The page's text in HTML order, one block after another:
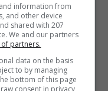
DU PUBLIC
information from
and other device
shared with 207
We and our partners
of partners.
data on the basis
to by managing
bottom of this page
consent in privacy